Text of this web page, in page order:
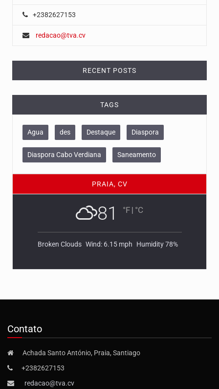
+2382627153
redacao@tva.cv
RECENT POSTS
TAGS
Agua des Destaque Diaspora
Diaspora Cabo Verdiana Saneamento
PRAIA, CV
81 °F | °C
Broken Clouds Wind: 6.15 mph Humidity 78%
Contato
Achada Santo António, Praia, Santiago
+2382627153
redacao@tva.cv